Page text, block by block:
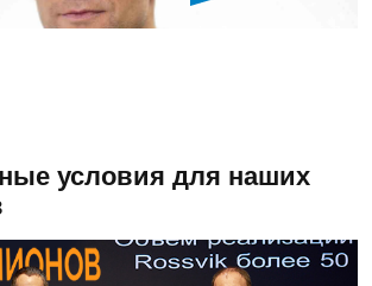
условия для наших